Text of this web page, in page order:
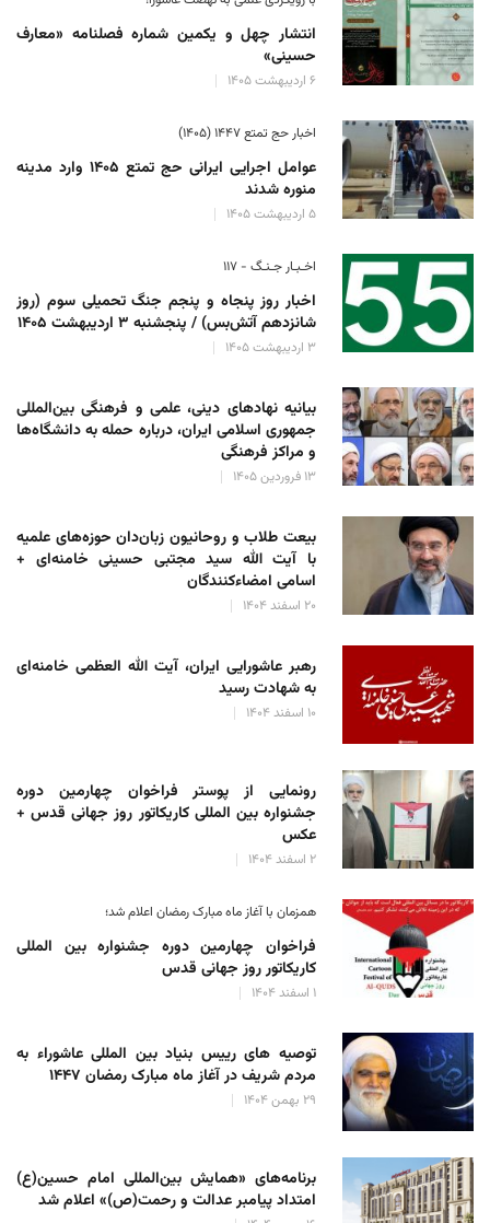
انتشار چهل و یکمین شماره فصلنامه «معارف
حسینی»
۶ اردیبهشت ۱۴۰۵
اخبار حج تمتع ۱۴۴۷ (۱۴۰۵)
عوامل اجرایی ایرانی حج تمتع ۱۴۰۵ وارد مدینه
منوره ‌شدند
۵ اردیبهشت ۱۴۰۵
اخـبـار جـنـگ - ۱۱۷
اخبار روز پنجاه و پنجم جنگ تحمیلی سوم (روز
شانزدهم آتش‌بس) / پنجشنبه ۳ اردیبهشت ۱۴۰۵
۳ اردیبهشت ۱۴۰۵
بیانیه نهادهای دینی، علمی و فرهنگی بین‌المللی
جمهوری اسلامی ایران، درباره حمله به دانشگاه‌ها
و مراکز فرهنگی
۱۳ فروردین ۱۴۰۵
بیعت طلاب و روحانیون زبان‌دان حوزه‌های علمیه
با آیت الله سید مجتبی حسینی خامنه‌ای +
اسامی امضاءکنندگان
۲۰ اسفند ۱۴۰۴
رهبر عاشورایی ایران، آیت الله العظمی خامنه‌ای
به شهادت رسید
۱۰ اسفند ۱۴۰۴
رونمایی از پوستر فراخوان چهارمین دوره
جشنواره بین المللی کاریکاتور روز جهانی قدس +
عکس
۲ اسفند ۱۴۰۴
همزمان با آغاز ماه مبارک رمضان اعلام شد؛
فراخوان چهارمین دوره جشنواره بین المللی
کاریکاتور روز جهانی قدس
۱ اسفند ۱۴۰۴
توصیه های رییس بنیاد بین المللی عاشوراء به
مردم شریف در آغاز ماه مبارک رمضان ۱۴۴۷
۲۹ بهمن ۱۴۰۴
برنامه‌های «همایش بین‌المللی امام حسین(ع)
امتداد پیامبر عدالت و رحمت(ص)» اعلام شد